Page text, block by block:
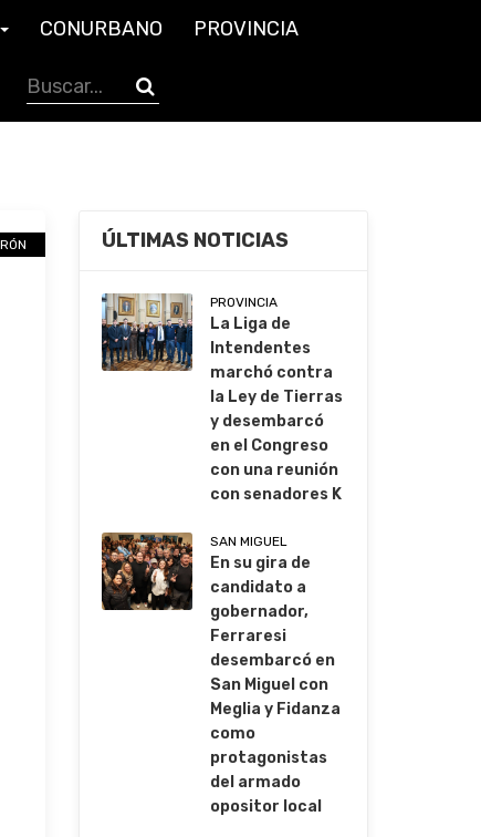
CONURBANO PROVINCIA
ÚLTIMAS NOTICIAS
PROVINCIA
La Liga de
Intendentes
marchó contra
la Ley de Tierras
y desembarcó
en el Congreso
con una reunión
con senadores K
SAN MIGUEL
En su gira de
candidato a
gobernador,
Ferraresi
desembarcó en
San Miguel con
Meglia y Fidanza
como
protagonistas
del armado
opositor local